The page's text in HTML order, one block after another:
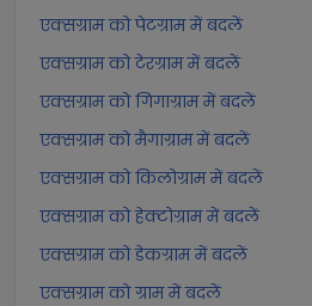
एक्सग्राम को पेटग्राम में बदलें
एक्सग्राम को टेरग्राम में बदलें
एक्सग्राम को गिगाग्राम में बदलें
एक्सग्राम को मैगाग्राम में बदलें
एक्सग्राम को किलोग्राम में बदलें
एक्सग्राम को हेक्टोग्राम में बदलें
एक्सग्राम को डेकग्राम में बदलें
एक्सग्राम को ग्राम में बदलें